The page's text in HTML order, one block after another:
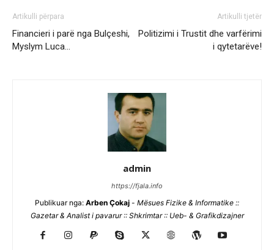
Artikulli përpara
Financieri i parë nga Bulçeshi,
Myslym Luca…
Artikulli tjetër
Politizimi i Trustit dhe varfërimi
i qytetarëve!
admin
https://fjala.info
Publikuar nga: Arben Çokaj - Mësues Fizike & Informatike ::
Gazetar & Analist i pavarur :: Shkrimtar :: Ueb- & Grafikdizajner